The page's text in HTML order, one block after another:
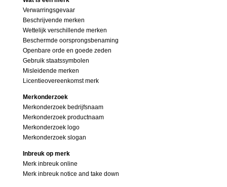
Verwarringsgevaar
Beschrijvende merken
Wettelijk verschillende merken
Beschermde oorsprongsbenaming
Openbare orde en goede zeden
Gebruik staatssymbolen
Misleidende merken
Licentieovereenkomst merk
Merkonderzoek
Merkonderzoek bedrijfsnaam
Merkonderzoek productnaam
Merkonderzoek logo
Merkonderzoek slogan
Inbreuk op merk
Merk inbreuk online
Merk inbreuk notice and take down